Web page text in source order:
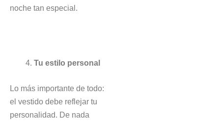
noche tan especial.
Tu estilo personal
Lo más importante de todo:
el vestido debe reflejar tu
personalidad. De nada